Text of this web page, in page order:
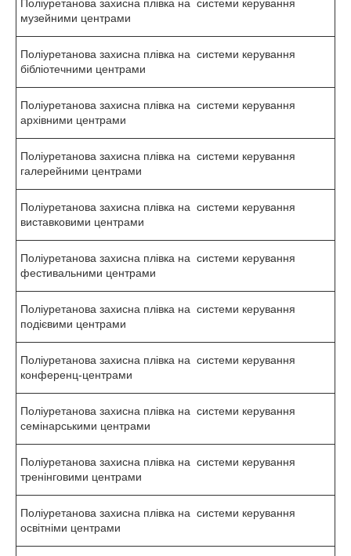
Поліуретанова захисна плівка на системи керування
музейними центрами
Поліуретанова захисна плівка на системи керування
бібліотечними центрами
Поліуретанова захисна плівка на системи керування
архівними центрами
Поліуретанова захисна плівка на системи керування
галерейними центрами
Поліуретанова захисна плівка на системи керування
виставковими центрами
Поліуретанова захисна плівка на системи керування
фестивальними центрами
Поліуретанова захисна плівка на системи керування
подієвими центрами
Поліуретанова захисна плівка на системи керування
конференц-центрами
Поліуретанова захисна плівка на системи керування
семінарськими центрами
Поліуретанова захисна плівка на системи керування
тренінговими центрами
Поліуретанова захисна плівка на системи керування
освітніми центрами